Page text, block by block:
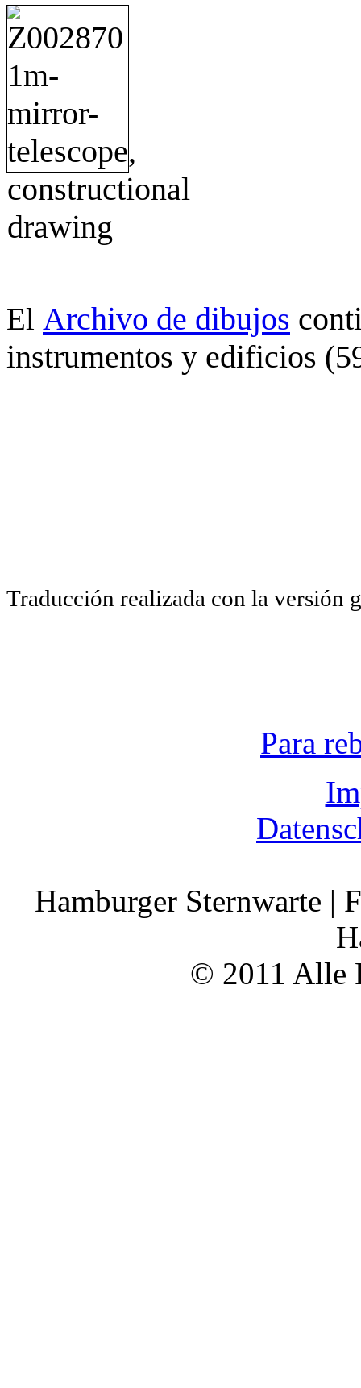
El Archivo de dibujos
instrumentos y edificios
Traducción realizada con la versión
Para
Hamburger Sternwarte |
© 2011 Alle